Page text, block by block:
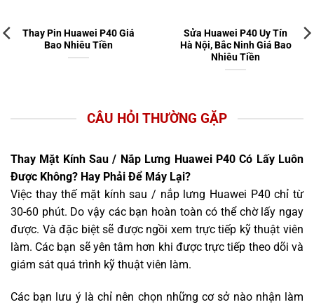
Thay Pin Huawei P40 Giá
Bao Nhiêu Tiền
Sửa Huawei P40 Uy Tín
Hà Nội, Bắc Ninh Giá Bao
Nhiêu Tiền
CÂU HỎI THƯỜNG GẶP
Thay Mặt Kính Sau / Nắp Lưng Huawei P40 Có Lấy Luôn
Được Không? Hay Phải Để Máy Lại?
Việc thay thế mặt kính sau / nắp lưng Huawei P40 chỉ từ
30-60 phút. Do vậy các bạn hoàn toàn có thể chờ lấy ngay
được. Và đặc biệt sẽ được ngồi xem trực tiếp kỹ thuật viên
làm. Các bạn sẽ yên tâm hơn khi được trực tiếp theo dõi và
giám sát quá trình kỹ thuật viên làm.
Các bạn lưu ý là chỉ nên chọn những cơ sở nào nhận làm